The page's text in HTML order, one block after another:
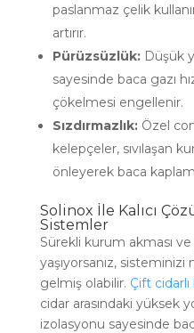
paslanmaz çelik
artırır.
Pürüzsüzlük:Düşük
sayesinde baca gazı
çökelmesi engellenir.
Sızdırmazlık:Özel
kelepçeler, sıvılaşan
önleyerek baca
Solinox İle Kalıcı
Sistemler
Sürekli kurum akması
yaşıyorsanız,
gelmiş olabilir. Çift cidarlı
cidar arasındaki yüksek
izolasyonu sayesinde